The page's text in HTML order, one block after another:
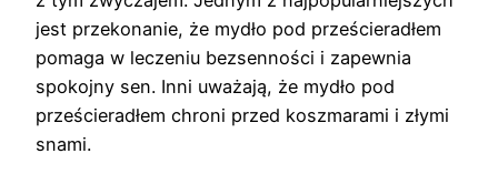
jest przekonanie, że mydło pod prześcieradłem
pomaga w leczeniu bezsenności i zapewnia
spokojny sen. Inni uważają, że mydło pod
prześcieradłem chroni przed koszmarami i złymi
snami.